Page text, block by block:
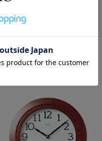
WAKO 掛時計〈SW224〉
55,000